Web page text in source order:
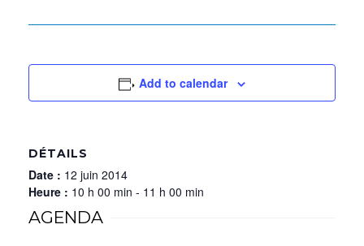
Add to calendar
DÉTAILS
Date : 12 juin 2014
Heure : 10 h 00 min - 11 h 00 min
AGENDA